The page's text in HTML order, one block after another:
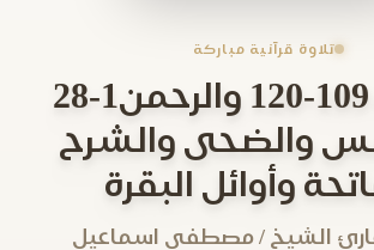
تلاوة قرآنية مباركة
المائدة 109-120 والرحمن1-28
والضحى والشرح
وأوائل البقرة
الشيخ / مصطفى اسماعيل